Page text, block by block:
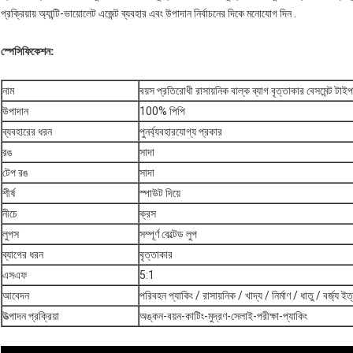
প্রক্রিয়ায় অ্যান্টি-ভায়োলেট এজেন্ট ব্যবহার এবং উপাদান নির্বাচনের দিকে মনোযোগ দিন .
স্পেসিফিকেশন:
নাম
বয়স প্রতিরোধী রাসায়নিক বাল্ক ব্যাগ বৃত্তাকার বেসমেন্ট টাইপ
উপাদান
100% পিপি
ব্যবহারের ধরন
পুনর্ব্যবহারযোগ্য প্রকার
রঙ
সাদা
টেপ রঙ
সাদা
শীর্ষ
স্পাউট দিয়ে
নীচে
ক্রস
লুপস
সম্পূর্ণ বেল্টেড লুপ
ব্যাগের ধরন
বৃত্তাকার
এসএফ
5:1
আবেদন
পরিবহন প্যাকিং / রাসায়নিক / খাদ্য / নির্মাণ / ধাতু / বর্জ্য
উত্পাদন প্রক্রিয়া
অঙ্কন-বয়ন-কাটিং-মুদ্রণ-সেলাই-পরীক্ষা-প্যাকিং